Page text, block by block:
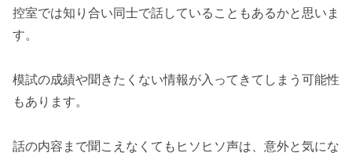
控室では知り合い同士で話していることもあるかと思いま
す。
模試の成績や聞きたくない情報が入ってきてしまう可能性
もあります。
話の内容まで聞こえなくてもヒソヒソ声は、意外と気にな